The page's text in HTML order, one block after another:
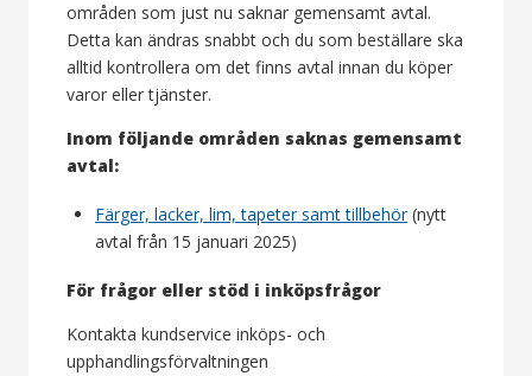
områden som just nu saknar gemensamt avtal.
Detta kan ändras snabbt och du som beställare ska
alltid kontrollera om det finns avtal innan du köper
varor eller tjänster.
Inom följande områden saknas gemensamt
avtal:
Färger, lacker, lim, tapeter samt tillbehör(nytt
avtal från 15 januari 2025)
För frågor eller stöd i inköpsfrågor
Kontakta kundservice inköps- och
upphandlingsförvaltningen